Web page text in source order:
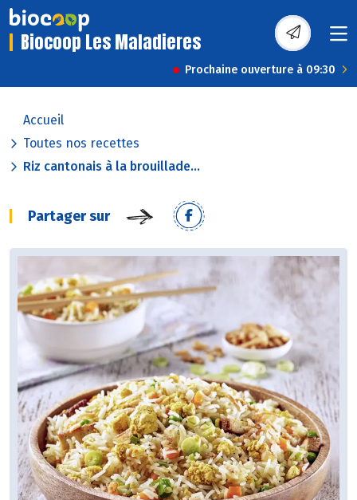
Biocoop Les Maladieres
Prochaine ouverture à 09:30
Accueil
Toutes nos recettes
Riz cantonais à la brouillade...
Partager sur